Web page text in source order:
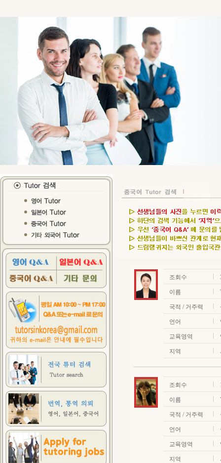
조회수
이름
국적 / 거주력
언어
교육영역
지역
조회수
이름
국적 / 거주력
언어
교육영역
지역